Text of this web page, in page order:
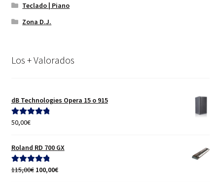
Teclado | Piano
Zona D.J.
Los + Valorados
dB Technologies Opera 15 o 915
Valorado con
50,00€
Roland RD 700 GX
Valorado con
115,00€ El
100,00€El